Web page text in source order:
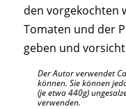
den vorgekochten
Tomaten und der
geben und
Der Autor verwendet
können. Sie können
(je etwa 440g)
verwenden.